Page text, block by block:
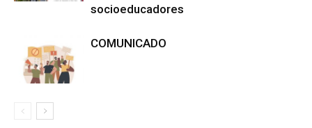
socioeducadores
COMUNICADO